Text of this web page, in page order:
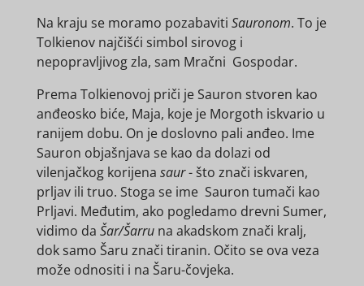
Na kraju se moramo pozabaviti Sauronom. To je
Tolkienov najčišći simbol sirovog i
nepopravljivog zla, sam Mračni Gospodar.
Prema Tolkienovoj priči je Sauron stvoren kao
anđeosko biće, Maja, koje je Morgoth iskvario u
ranijem dobu. On je doslovno pali anđeo. Ime
Sauron objašnjava se kao da dolazi od
vilenjačkog korijena saur- što znači iskvaren,
prljav ili truo. Stoga se ime Sauron tumači kao
Prljavi. Međutim, ako pogledamo drevni Sumer,
vidimo da Šar/Šarruna akadskom znači kralj,
dok samo Šaru znači tiranin. Očito se ova veza
može odnositi i na Šaru-čovjeka.